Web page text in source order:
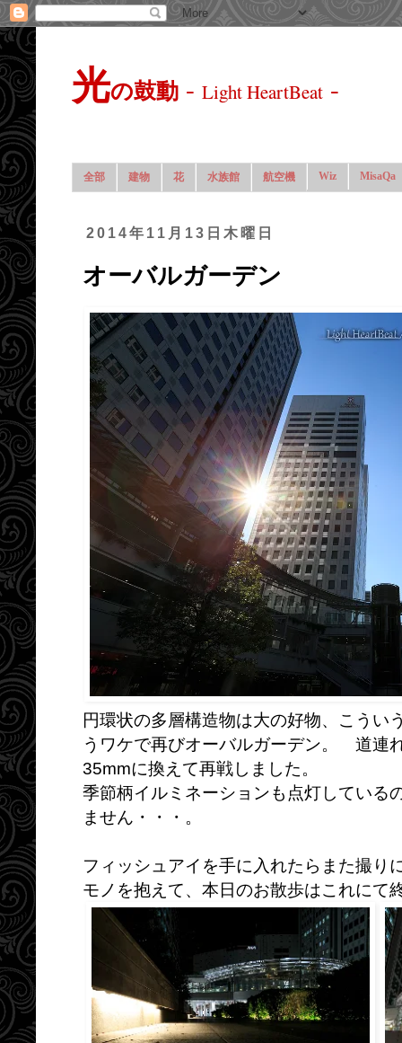
光の鼓動 - Light HeartBeat -
全部 建物 花 水族館 航空機 Wiz MisaQa
2014年11月13日木曜日
オーバルガーデン
円環状の多層構造物は大の好物、こう
うワケで再びオーバルガーデン。 道連
35mmに換えて再戦しました。
季節柄イルミネーションも点灯している
ません・・・。
フィッシュアイを手に入れたらまた撮
モノを抱えて、本日のお散歩はこれにて